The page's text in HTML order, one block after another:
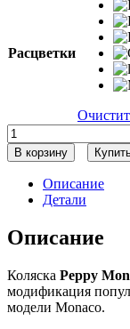
Расцветки
Количество
товара
Коляска
детская
Peppy
Monaco
thermo
2
1
Biscuit
(Бисквит)
В корзину
Описание
Детали
Описание
Коляска Peppy
модификация
модели Monaco.